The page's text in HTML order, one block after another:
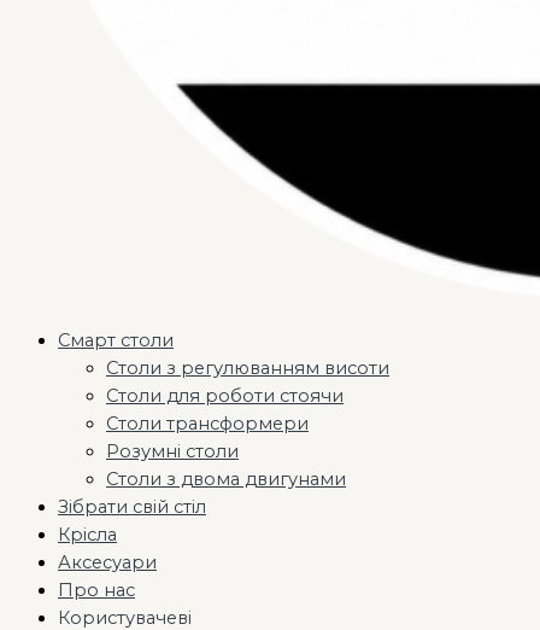
Смарт столи
Столи з регулюванням висоти
Столи для роботи стоячи
Столи трансформери
Розумні столи
Столи з двома двигунами
Зібрати свій стіл
Крісла
Аксесуари
Про нас
Користувачеві